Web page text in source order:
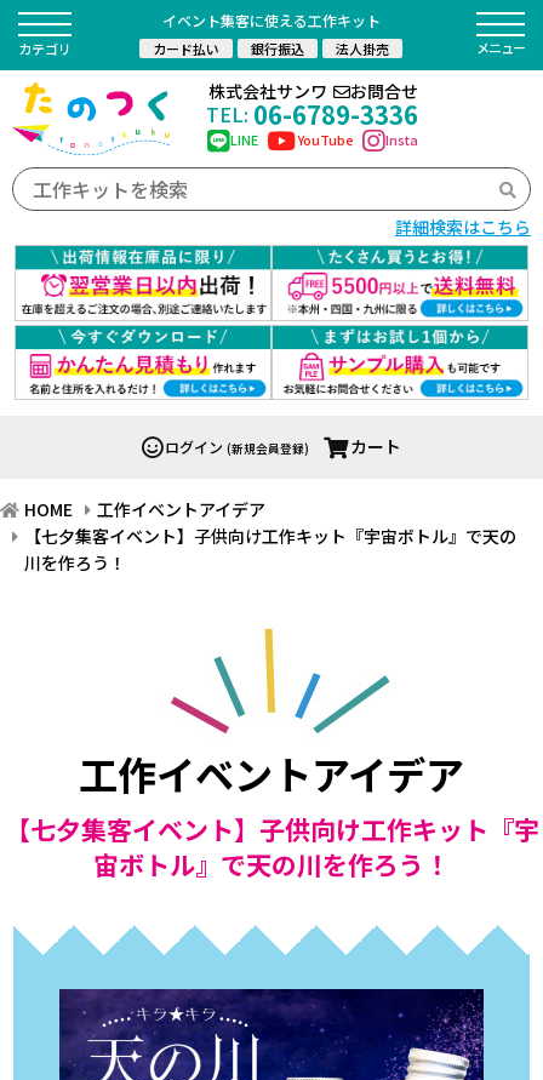
イベント集客に使える工作キット
カード払い 銀行振込 法人掛売
詳細検索はこちら
株式会社サンワ お問合せ
TEL: 06-6789-3336
LINE YouTube Insta
カテゴリ
ログイン (新規会員登録) カート
HOME
工作イベントアイデア
【七夕集客イベント】子供向け工作キット『宇宙ボトル』で天の
川を作ろう！
工作イベントアイデア
【七夕集客イベント】子供向け工作キット『宇
宙ボトル』で天の川を作ろう！